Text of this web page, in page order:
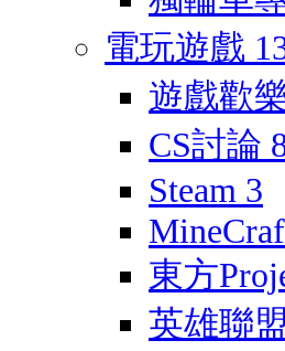
電玩遊戲
遊戲歡
CS討論
Steam 3
東方
英雄聯